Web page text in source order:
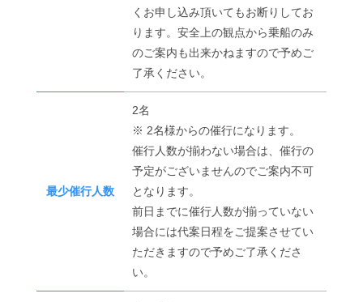
くお申し込み頂いてもお断りしてお
ります。安全上の観点から乗船のみ
のご案内も出来かねますので予めご
了承ください。
最少催行人数
2名
※ 2名様からの催行になります。
催行人数が揃わない場合は、催行の
予定がございませんのでご案内不可
となります。
前日までに催行人数が揃っていない
場合には代案日程をご提案させてい
ただきますので予めご了承くださ
い。